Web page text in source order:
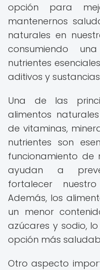
opción para
mantenernos
naturales en
consumiendo
nutrientes
aditivos y
Una de las
alimentos
de vitaminas,
nutrientes son
funcionamiento de
ayudan a
fortalecer
Además, los
un menor
azúcares y sodio,
opción más
Otro aspecto